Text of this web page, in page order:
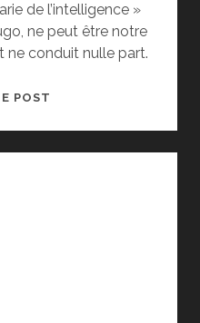
de l’intelligence »
ne peut être notre
ne conduit nulle part.
POST